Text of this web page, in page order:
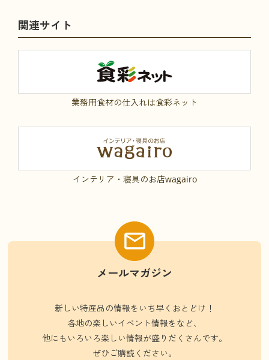
関連サイト
業務用食材の仕入れは食彩ネット
インテリア・寝具のお店wagairo
メールマガジン
新しい特産品の情報をいち早くおとどけ！
各地の楽しいイベント情報をなど、
他にもいろいろ楽しい情報が盛りだくさんです。
ぜひご購読ください。